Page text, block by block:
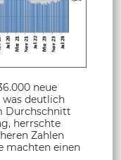
neue
deutlich
Durchschnitt
herrschte
Zahlen
machten einen